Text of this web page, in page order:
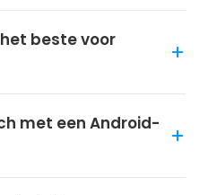
beste voor
met een Android-